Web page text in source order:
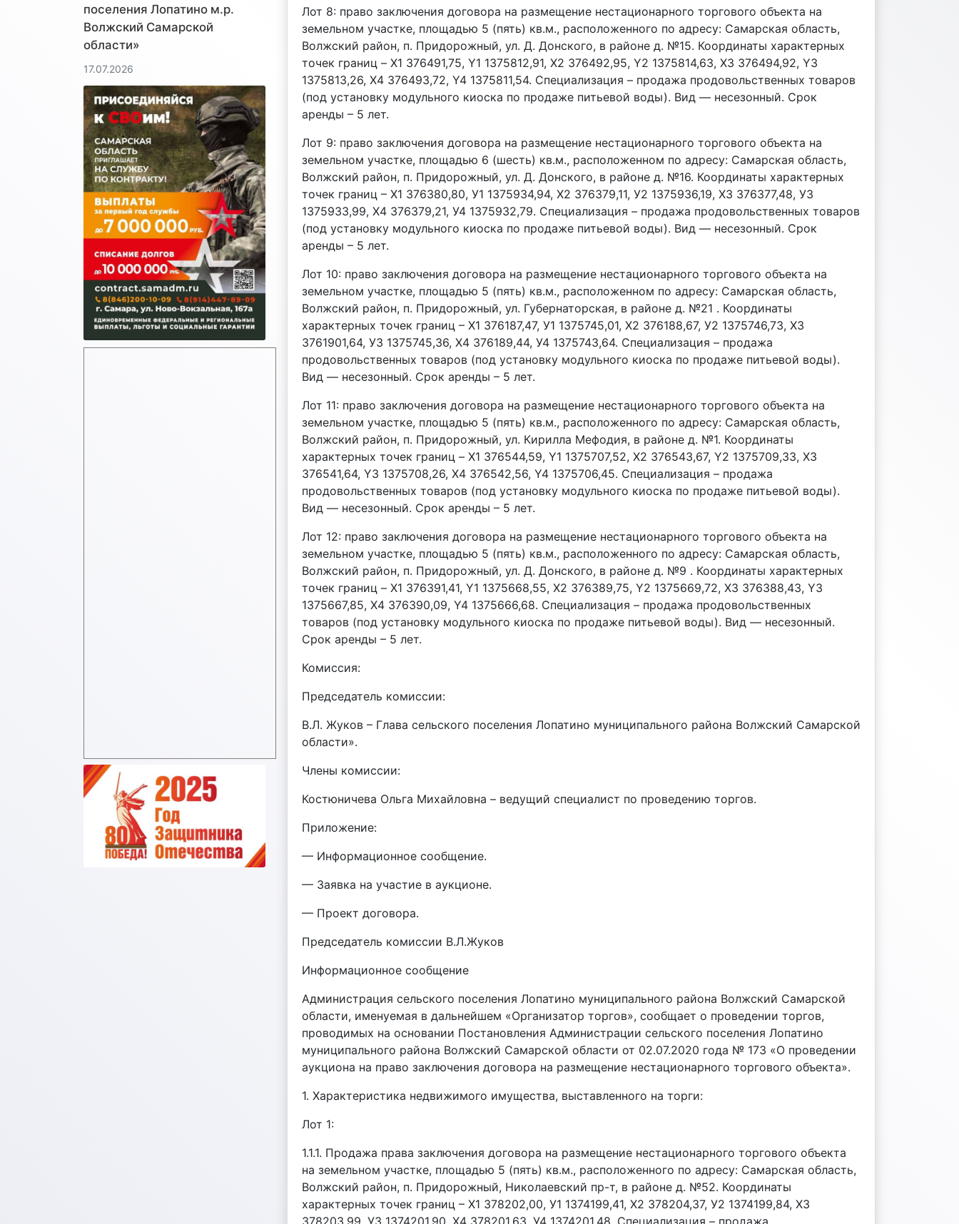
поселения Лопатино м.р.
Волжский Самарской
области»
17.07.2026
Лот 8: право заключения договора на размещение нестационарного торгового объекта на
земельном участке, площадью 5 (пять) кв.м., расположенного по адресу: Самарская область,
Волжский район, п. Придорожный, ул. Д. Донского, в районе д. №15. Координаты характерных
точек границ – X1 376491,75, Y1 1375812,91, X2 376492,95, Y2 1375814,63, X3 376494,92, Y3
1375813,26, X4 376493,72, Y4 1375811,54. Специализация – продажа продовольственных товаров
(под установку модульного киоска по продаже питьевой воды). Вид — несезонный. Срок
аренды – 5 лет.
Лот 9: право заключения договора на размещение нестационарного торгового объекта на
земельном участке, площадью 6 (шесть) кв.м., расположенном по адресу: Самарская область,
Волжский район, п. Придорожный, ул. Д. Донского, в районе д. №16. Координаты характерных
точек границ – Х1 376380,80, У1 1375934,94, Х2 376379,11, У2 1375936,19, Х3 376377,48, У3
1375933,99, Х4 376379,21, У4 1375932,79. Специализация – продажа продовольственных товаров
(под установку модульного киоска по продаже питьевой воды). Вид — несезонный. Срок
аренды – 5 лет.
Лот 10: право заключения договора на размещение нестационарного торгового объекта на
земельном участке, площадью 5 (пять) кв.м., расположенном по адресу: Самарская область,
Волжский район, п. Придорожный, ул. Губернаторская, в районе д. №21 . Координаты
характерных точек границ – Х1 376187,47, У1 1375745,01, Х2 376188,67, У2 1375746,73, Х3
3761901,64, У3 1375745,36, Х4 376189,44, У4 1375743,64. Специализация – продажа
продовольственных товаров (под установку модульного киоска по продаже питьевой воды).
Вид — несезонный. Срок аренды – 5 лет.
Лот 11: право заключения договора на размещение нестационарного торгового объекта на
земельном участке, площадью 5 (пять) кв.м., расположенного по адресу: Самарская область,
Волжский район, п. Придорожный, ул. Кирилла Мефодия, в районе д. №1. Координаты
характерных точек границ – X1 376544,59, Y1 1375707,52, X2 376543,67, Y2 1375709,33, X3
376541,64, Y3 1375708,26, X4 376542,56, Y4 1375706,45. Специализация – продажа
продовольственных товаров (под установку модульного киоска по продаже питьевой воды).
Вид — несезонный. Срок аренды – 5 лет.
Лот 12: право заключения договора на размещение нестационарного торгового объекта на
земельном участке, площадью 5 (пять) кв.м., расположенного по адресу: Самарская область,
Волжский район, п. Придорожный, ул. Д. Донского, в районе д. №9 . Координаты характерных
точек границ – X1 376391,41, Y1 1375668,55, X2 376389,75, Y2 1375669,72, X3 376388,43, Y3
1375667,85, X4 376390,09, Y4 1375666,68. Специализация – продажа продовольственных
товаров (под установку модульного киоска по продаже питьевой воды). Вид — несезонный.
Срок аренды – 5 лет.
Комиссия:
Председатель комиссии:
В.Л. Жуков – Глава сельского поселения Лопатино муниципального района Волжский Самарской
области».
Члены комиссии:
Костюничева Ольга Михайловна – ведущий специалист по проведению торгов.
Приложение:
— Информационное сообщение.
— Заявка на участие в аукционе.
— Проект договора.
Председатель комиссии В.Л.Жуков
Информационное сообщение
Администрация сельского поселения Лопатино муниципального района Волжский Самарской
области, именуемая в дальнейшем «Организатор торгов», сообщает о проведении торгов,
проводимых на основании Постановления Администрации сельского поселения Лопатино
муниципального района Волжский Самарской области от 02.07.2020 года № 173 «О проведении
аукциона на право заключения договора на размещение нестационарного торгового объекта».
1. Характеристика недвижимого имущества, выставленного на торги:
Лот 1:
1.1.1. Продажа права заключения договора на размещение нестационарного торгового объекта
на земельном участке, площадью 5 (пять) кв.м., расположенного по адресу: Самарская область,
Волжский район, п. Придорожный, Николаевский пр-т, в районе д. №52. Координаты
характерных точек границ – Х1 378202,00, У1 1374199,41, Х2 378204,37, У2 1374199,84, Х3
378203,99, У3 1374201,90, Х4 378201,63, У4 1374201,48. Специализация – продажа